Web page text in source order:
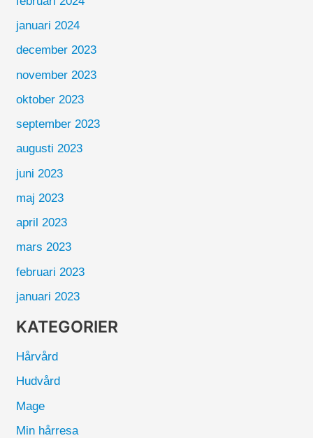
januari 2024
december 2023
november 2023
oktober 2023
september 2023
augusti 2023
juni 2023
maj 2023
april 2023
mars 2023
februari 2023
januari 2023
KATEGORIER
Hårvård
Hudvård
Mage
Min hårresa